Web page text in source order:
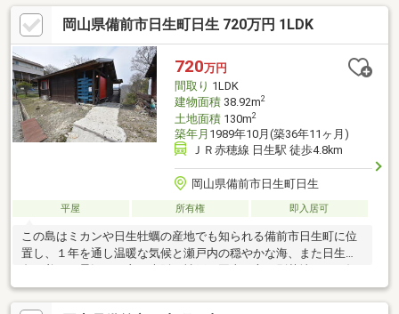
家族や友人と海風を感じながらゆったり過ごせる。さらに、ワン
ちゃんを放し飼いできる柵と門扉付きのバルコニーも備え、ペッ
トとの島時間を存分に楽しめる点も見逃せないポイント。周囲は
静かで落ち着いた環境のため、日常を離れて心身を整える拠点と
して最適だ。ロフト付きの間取りは使い勝手が良く、リフォーム
ベースとしても自由度が高い。島の別荘としては購入しやすい価
格帯で、理想の空間づく
岡山県備前市日生町日生 720万円 1LDK
720万円
間取り 1LDK
建物面積38.92m2
土地面積130m2
築年月 1989年10月(築36年11ヶ月)
ＪＲ赤穂線 日生駅 徒歩4.8km
岡山県備前市日生町日生
平屋 所有権 即入居可
この島はミカンや日生牡蠣の産地でも知られる備前市日生町に位
置し、１年を通し温暖な気候と瀬戸内の穏やかな海、また日生諸
られる場所。新築から未入居だった物件を、令和４年に民泊施設
兼別荘に相応しいホテルライクな仕様へと新たに生まれ変わらせ